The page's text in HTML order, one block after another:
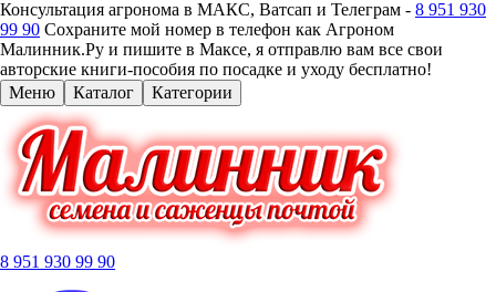
Консультация агронома в МАКС, Ватсап и Телеграм - 8 951 930
99 90 Сохраните мой номер в телефон как Агроном
Малинник.Ру и пишите в Максе, я отправлю вам все свои
авторские книги-пособия по посадке и уходу бесплатно!
Меню
Каталог Категории
8 951 930 99 90